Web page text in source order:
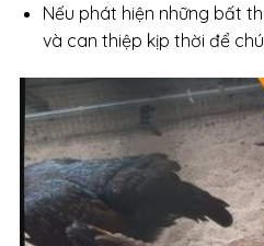
Nếu phát hiện những bất
và can thiệp kịp thời để